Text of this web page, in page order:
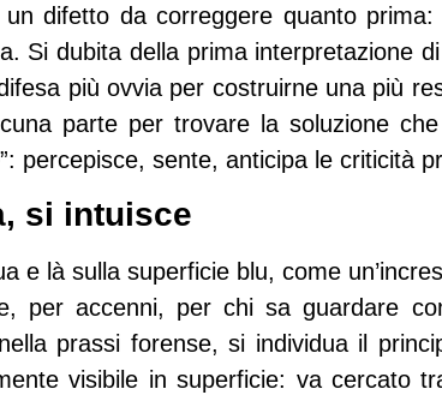
difetto da correggere quanto
Si dubita della prima interpretazione
più ovvia per costruirne una più
parte per trovare la soluzione
percepisce, sente, anticipa le criticità
si intuisce
e là sulla superficie blu, come
per accenni, per chi sa guardare
prassi forense, si individua il
visibile in superficie: va cercato